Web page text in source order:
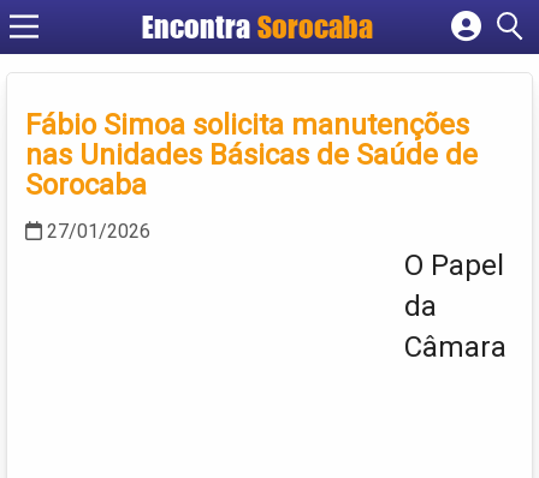
EncontraSorocaba
Cadastrar empresa
Criar conta
Fábio Simoa solicita manutenções
nas Unidades Básicas de Saúde de
Sorocaba
27/01/2026
O Papel
da
Câmara